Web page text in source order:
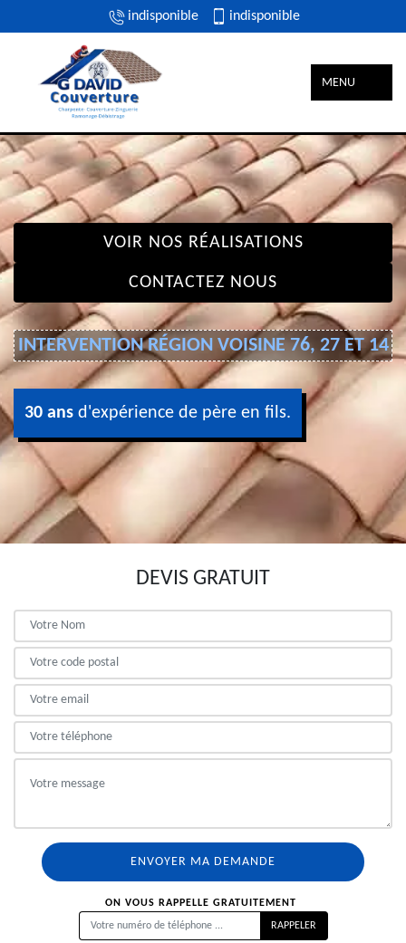
indisponible indisponible
MENU
VOIR NOS RÉALISATIONS
CONTACTEZ NOUS
INTERVENTION RÉGION VOISINE 76, 27 ET 14
30 ans d'expérience de père en fils.
DEVIS GRATUIT
ON VOUS RAPPELLE GRATUITEMENT